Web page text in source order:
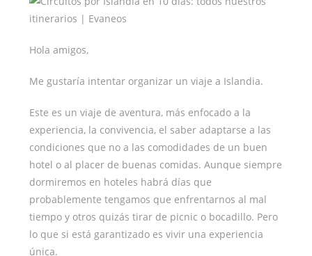
Hola amigos,
Me gustaría intentar organizar un viaje a Islandia.
Este es un viaje de aventura, más enfocado a la
experiencia, la convivencia, el saber adaptarse a las
condiciones que no a las comodidades de un buen
hotel o al placer de buenas comidas. Aunque siempre
dormiremos en hoteles habrá días que
probablemente tengamos que enfrentarnos al mal
tiempo y otros quizás tirar de picnic o bocadillo. Pero
lo que si está garantizado es vivir una experiencia
única.